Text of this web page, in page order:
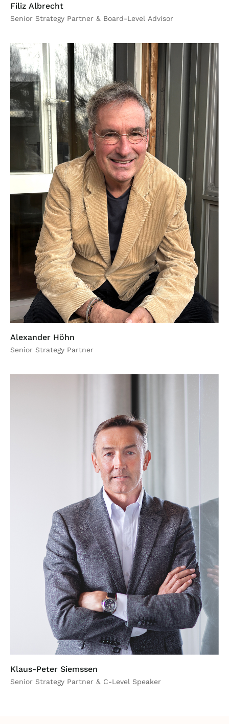
Filiz Albrecht
Senior Strategy Partner & Board-Level Advisor
Alexander Höhn
Senior Strategy Partner
Klaus-Peter Siemssen
Senior Strategy Partner & C-Level Speaker